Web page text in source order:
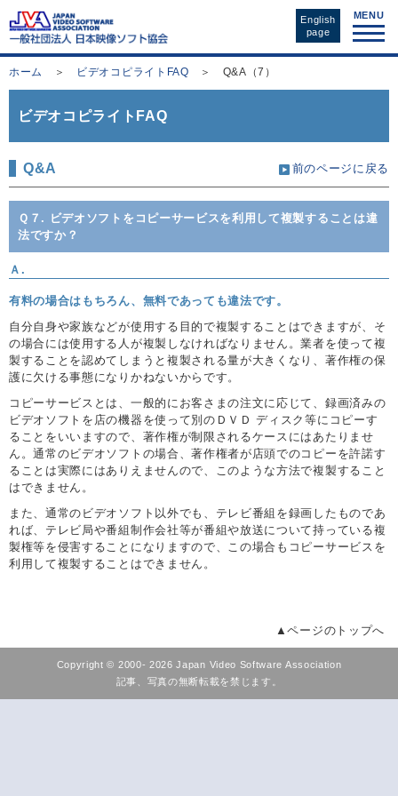
English
page
MENU
ホーム ＞ ビデオコピライトFAQ ＞ Q&A（7）
ビデオコピライトFAQ
Q&A 前のページに戻る
Ｑ７. ビデオソフトをコピーサービスを利用して複製することは違
法ですか？
Ａ.
有料の場合はもちろん、無料であっても違法です。
自分自身や家族などが使用する目的で複製することはできますが、そ
の場合には使用する人が複製しなければなりません。業者を使って複
製することを認めてしまうと複製される量が大きくなり、著作権の保
護に欠ける事態になりかねないからです。
コピーサービスとは、一般的にお客さまの注文に応じて、録画済みの
ビデオソフトを店の機器を使って別のＤＶＤ ディスク等にコピーす
ることをいいますので、著作権が制限されるケースにはあたりませ
ん。通常のビデオソフトの場合、著作権者が店頭でのコピーを許諾す
ることは実際にはありえませんので、このような方法で複製すること
はできません。
また、通常のビデオソフト以外でも、テレビ番組を録画したものであ
れば、テレビ局や番組制作会社等が番組や放送について持っている複
製権等を侵害することになりますので、この場合もコピーサービスを
利用して複製することはできません。
▲ページのトップへ
Copyright © 2000- 2026 Japan Video Software Association
記事、写真の無断転載を禁じます。